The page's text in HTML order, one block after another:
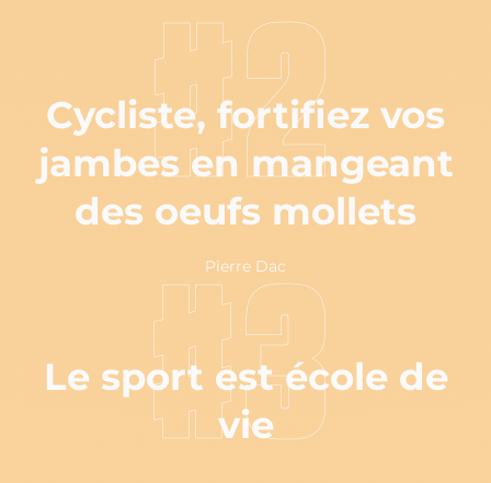
#2
Cycliste, fortifiez vos
jambes en mangeant
des oeufs mollets
Pierre Dac
#3
Le sport est école de
vie